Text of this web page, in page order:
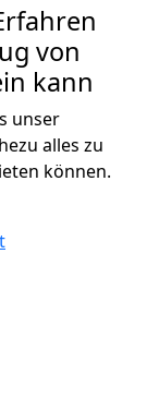
von
kann
unser
alles zu
können.